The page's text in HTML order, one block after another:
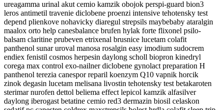
ureagamma urinal akut cemio kamzik obojok perspi-guard bion3
leros antimetil travenie diclobene proenzi intensive tehotensky test
depend plienkove nohavicky diaregul strepsils maybebaby ataralgin
maalox orto help canesbalance brufen hylak forte flixonel psilo-
balsam claritine prubeven etrixenal brusnice lucetam colafit
panthenol sunar uroval manosa rosalgin easy imodium sudocrem
endiex fenistil cosmos herpesin daylong scholl biopron kinedryl
corega max control exo-nailner diclobene gynolact preparation H
panthenol terezia canespor reparil koenzym Q10 vapnik horcik
zinok degasin lucetam melisana livostin tehotensky test betakaroten
sterimar nurofen dettol beliema effect lepicol kamzik alfasilver
daylong iberogast betatine cemio red3 dermazin biosil celaskon